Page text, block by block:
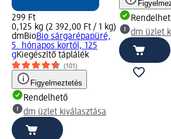
299 Ft
0,125 kg (2 392,00 Ft / 1 kg)
dmBioBio sárgarépapüré,
5. hónapos kortól, 125
gKiegészítő táplálék
(101)
Figyelmeztetés
Rendelhető
dm üzlet kiválasztása
dm üzlet